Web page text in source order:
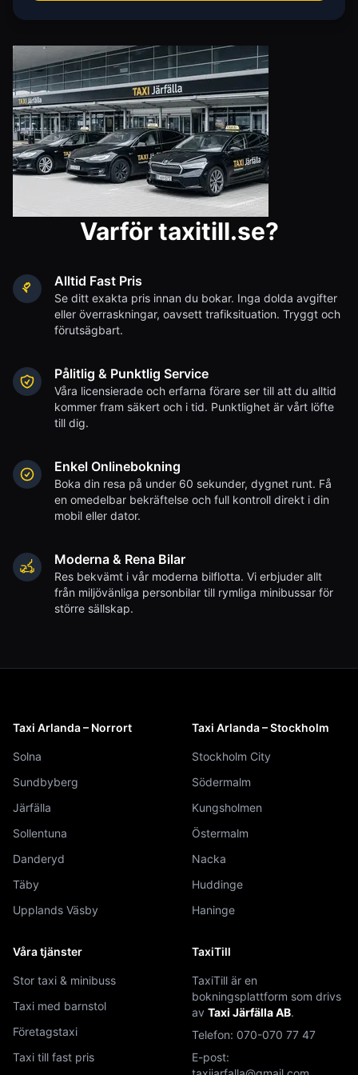
Varför taxitill.se?
Alltid Fast Pris
Se ditt exakta pris innan du bokar. Inga dolda avgifter
eller överraskningar, oavsett trafiksituation. Tryggt och
förutsägbart.
Pålitlig & Punktlig Service
Våra licensierade och erfarna förare ser till att du alltid
kommer fram säkert och i tid. Punktlighet är vårt löfte
till dig.
Enkel Onlinebokning
Boka din resa på under 60 sekunder, dygnet runt. Få
en omedelbar bekräftelse och full kontroll direkt i din
mobil eller dator.
Moderna & Rena Bilar
Res bekvämt i vår moderna bilflotta. Vi erbjuder allt
från miljövänliga personbilar till rymliga minibussar för
större sällskap.
Taxi Arlanda – Norrort
Solna
Sundbyberg
Järfälla
Sollentuna
Danderyd
Täby
Upplands Väsby
Taxi Arlanda – Stockholm
Stockholm City
Södermalm
Kungsholmen
Östermalm
Nacka
Huddinge
Haninge
Våra tjänster
Stor taxi & minibuss
Taxi med barnstol
Företagstaxi
Taxi till fast pris
TaxiTill
TaxiTill är en
bokningsplattform som drivs
av Taxi Järfälla AB.
Telefon: 070-070 77 47
E-post: